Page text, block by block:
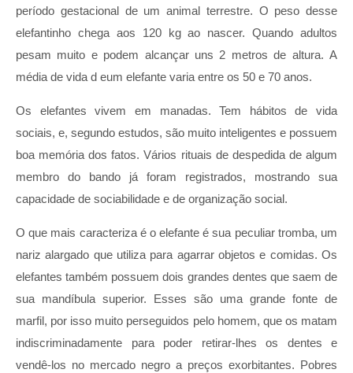
período gestacional de um animal terrestre. O peso desse
elefantinho chega aos 120 kg ao nascer. Quando adultos
pesam muito e podem alcançar uns 2 metros de altura. A
média de vida d eum elefante varia entre os 50 e 70 anos.
Os elefantes vivem em manadas. Tem hábitos de vida
sociais, e, segundo estudos, são muito inteligentes e possuem
boa memória dos fatos. Vários rituais de despedida de algum
membro do bando já foram registrados, mostrando sua
capacidade de sociabilidade e de organização social.
O que mais caracteriza é o elefante é sua peculiar tromba, um
nariz alargado que utiliza para agarrar objetos e comidas. Os
elefantes também possuem dois grandes dentes que saem de
sua mandíbula superior. Esses são uma grande fonte de
marfil, por isso muito perseguidos pelo homem, que os matam
indiscriminadamente para poder retirar-lhes os dentes e
vendê-los no mercado negro a preços exorbitantes. Pobres